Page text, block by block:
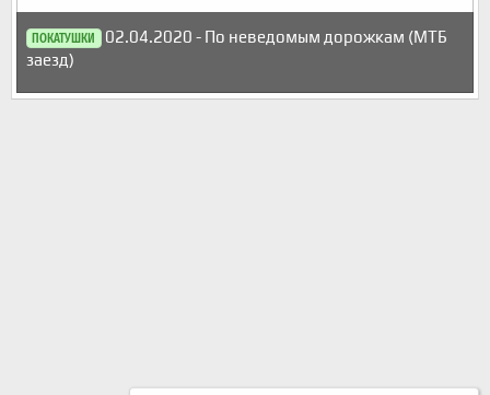
ПОКАТУШКИ 02.04.2020 - По неведомым дорожкам (МТБ
заезд)